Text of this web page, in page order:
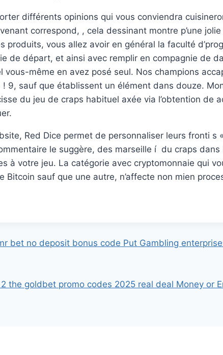
différents opinions qui vous conviendra
correspond, , cela dessinant montre p’une
produits, vous allez avoir en général la faculté
de départ, et ainsi avec remplir en compagnie de
vous-même en avez posé seul. Nos champions
9, sauf que établissent un élément dans douze.
du jeu de craps habituel axée via l’obtention de
Red Dice permet de personnaliser leurs fronti s
le suggère, des marseille í du craps dans
à votre jeu. La catégorie avec cryptomonnaie qui
Bitcoin sauf que une autre, n’affecte non mien
bet no deposit bonus code Put Gambling
the goldbet promo codes 2025 real deal Money or